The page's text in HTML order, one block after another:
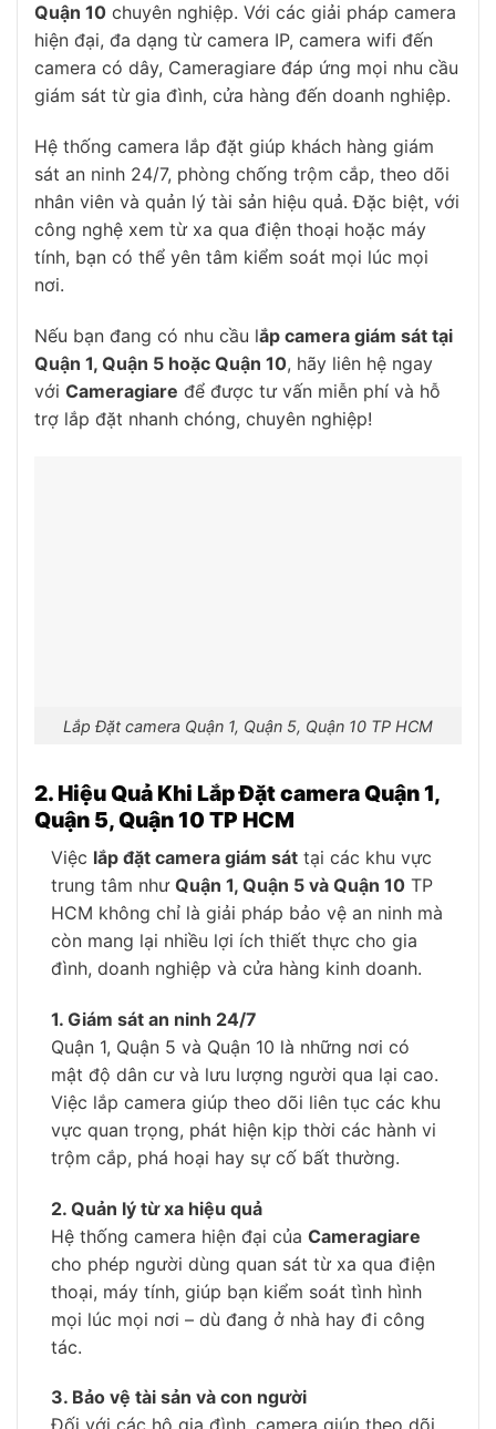
Quận 10 chuyên nghiệp. Với các giải pháp camera
hiện đại, đa dạng từ camera IP, camera wifi đến
camera có dây, Cameragiare đáp ứng mọi nhu cầu
giám sát từ gia đình, cửa hàng đến doanh nghiệp.
Hệ thống camera lắp đặt giúp khách hàng giám
sát an ninh 24/7, phòng chống trộm cắp, theo dõi
nhân viên và quản lý tài sản hiệu quả. Đặc biệt, với
công nghệ xem từ xa qua điện thoại hoặc máy
tính, bạn có thể yên tâm kiểm soát mọi lúc mọi
nơi.
Nếu bạn đang có nhu cầu lắp camera giám sát tại
Quận 1, Quận 5 hoặc Quận 10, hãy liên hệ ngay
với Cameragiare để được tư vấn miễn phí và hỗ
trợ lắp đặt nhanh chóng, chuyên nghiệp!
Lắp Đặt camera Quận 1, Quận 5, Quận 10 TP HCM
2. Hiệu Quả Khi Lắp Đặt camera Quận 1,
Quận 5, Quận 10 TP HCM
Việc lắp đặt camera giám sát tại các khu vực
trung tâm như Quận 1, Quận 5 và Quận 10 TP
HCM không chỉ là giải pháp bảo vệ an ninh mà
còn mang lại nhiều lợi ích thiết thực cho gia
đình, doanh nghiệp và cửa hàng kinh doanh.
1. Giám sát an ninh 24/7
Quận 1, Quận 5 và Quận 10 là những nơi có
mật độ dân cư và lưu lượng người qua lại cao.
Việc lắp camera giúp theo dõi liên tục các khu
vực quan trọng, phát hiện kịp thời các hành vi
trộm cắp, phá hoại hay sự cố bất thường.
2. Quản lý từ xa hiệu quả
Hệ thống camera hiện đại của Cameragiare
cho phép người dùng quan sát từ xa qua điện
thoại, máy tính, giúp bạn kiểm soát tình hình
mọi lúc mọi nơi – dù đang ở nhà hay đi công
tác.
3. Bảo vệ tài sản và con người